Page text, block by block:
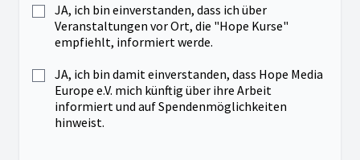
JA, ich bin einverstanden, dass ich über
Veranstaltungen vor Ort, die "Hope Kurse"
empfiehlt, informiert werde.
JA, ich bin damit einverstanden, dass Hope Media
Europe e.V. mich künftig über ihre Arbeit
informiert und auf Spendenmöglichkeiten
hinweist.